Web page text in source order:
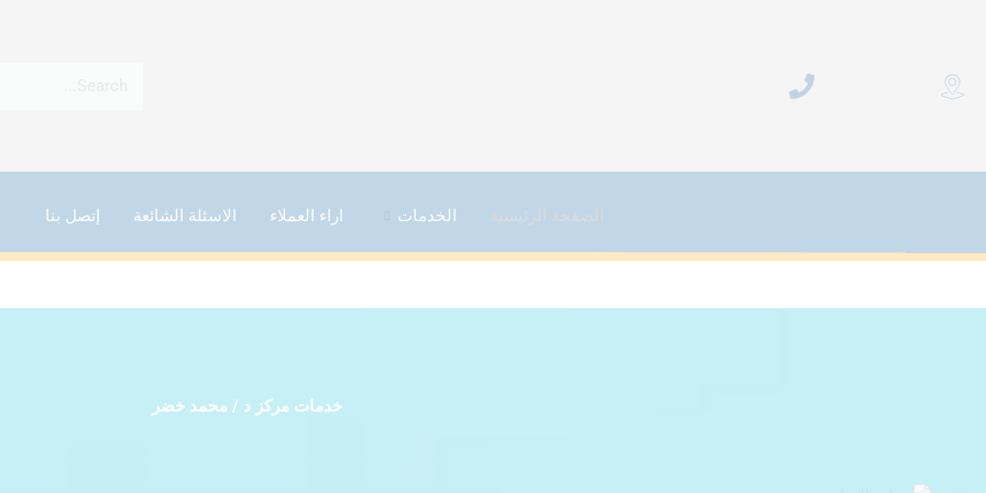
الصفحة الرئيسية الخدمات اراء العملاء الاسئلة الشائعة إتصل بنا
خدمات مركز د / محمد خضر